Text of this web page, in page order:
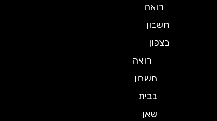
רואה
חשבון
בצפון
רואה
חשבון
בבית